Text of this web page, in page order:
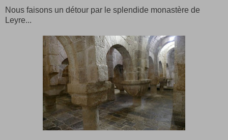
Nous faisons un détour par le splendide monastère de
Leyre...